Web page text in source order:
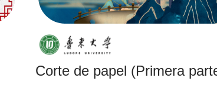
Corte de papel (Primera